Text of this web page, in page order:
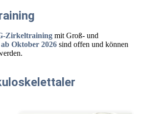
Zirkeltrainingmit Groß- und
ab Oktober 2026 sind offen und können